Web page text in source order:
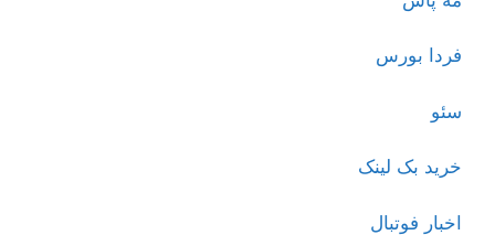
فردا بورس
سئو
خرید بک لینک
اخبار فوتبال